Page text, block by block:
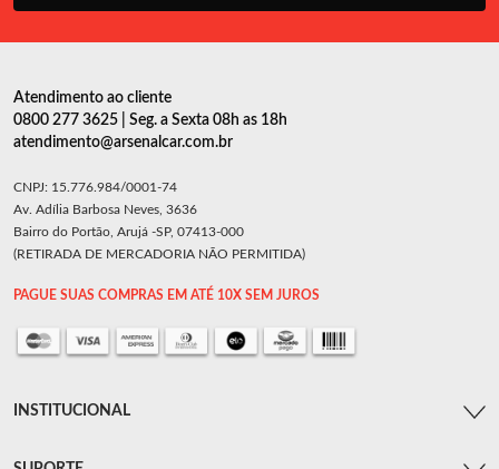
Atendimento ao cliente
0800 277 3625 | Seg. a Sexta 08h as 18h
atendimento@arsenalcar.com.br
CNPJ: 15.776.984/0001-74
Av. Adília Barbosa Neves, 3636
Bairro do Portão, Arujá -SP, 07413-000
(RETIRADA DE MERCADORIA NÃO PERMITIDA)
PAGUE SUAS COMPRAS EM ATÉ 10X SEM JUROS
INSTITUCIONAL